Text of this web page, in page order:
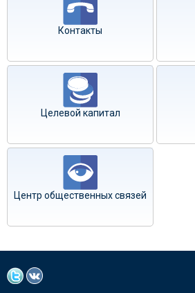
Контакты
Целевой капитал
Центр общественных связей